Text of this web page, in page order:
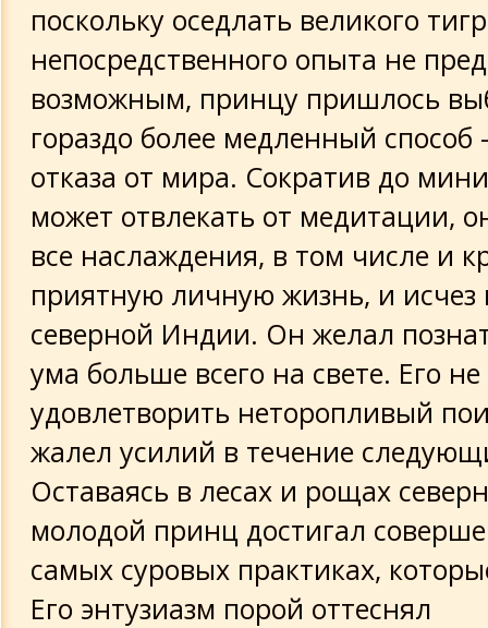
поскольку оседлать великого
непосредственного опыта не
возможным, принцу пришлось
гораздо более медленный способ
отказа от мира. Сократив до
может отвлекать от медитации,
все наслаждения, в том числе и
приятную личную жизнь, и исчез
северной Индии. Он желал
ума больше всего на свете. Его
удовлетворить неторопливый
жалел усилий в течение
Оставаясь в лесах и рощах
молодой принц достигал
самых суровых практиках,
Его энтузиазм порой оттеснял